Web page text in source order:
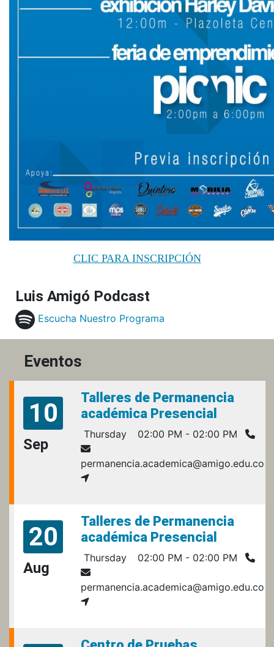
CLIC PARA INSCRIPCIÓN
Luis Amigó Podcast
Escucha Nuestro Programa
Eventos
10
Sep
Talleres de Permanencia
académica Presencial
Thursday 02:00 PM - 02:00 PM
permanencia.academica@amigo.edu.co
20
Aug
Talleres de Permanencia
académica Presencial
Thursday 02:00 PM - 02:00 PM
permanencia.academica@amigo.edu.co